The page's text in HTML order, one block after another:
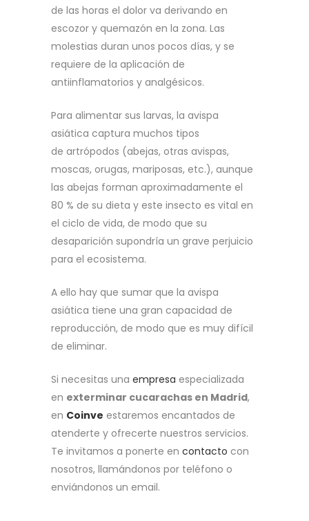
de las horas el dolor va derivando en
escozor y quemazón en la zona. Las
molestias duran unos pocos días, y se
requiere de la aplicación de
antiinflamatorios y analgésicos.
Para alimentar sus larvas, la avispa
asiática captura muchos tipos
de artrópodos (abejas, otras avispas,
moscas, orugas, mariposas, etc.), aunque
las abejas forman aproximadamente el
80 % de su dieta y este insecto es vital en
el ciclo de vida, de modo que su
desaparición supondría un grave perjuicio
para el ecosistema.
A ello hay que sumar que la avispa
asiática tiene una gran capacidad de
reproducción, de modo que es muy difícil
de eliminar.
Si necesitas una empresa especializada
en exterminar cucarachas en Madrid,
en Coinve estaremos encantados de
atenderte y ofrecerte nuestros servicios.
Te invitamos a ponerte en contacto con
nosotros, llamándonos por teléfono o
enviándonos un email.